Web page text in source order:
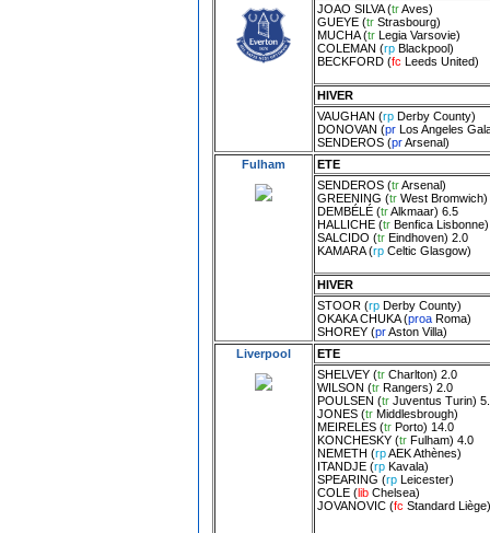
JOAO SILVA(trAves)
GUEYE(tr Strasbourg)
MUCHA(tr Legia Varsovie)
COLEMAN (rp Blackpool)
BECKFORD(fc Leeds United)
HIVER
VAUGHAN (rp Derby County)
DONOVAN (pr Los Angeles
SENDEROS(prArsenal)
Fulham
ETE
SENDEROS(trArsenal)
GREENING (tr West Bromwich)
DEMBÉLÉ(trAlkmaar) 6.5
HALLICHE(tr Benfica Lisbonne)
SALCIDO (tr Eindhoven) 2.0
KAMARA(rp Celtic Glasgow)
HIVER
STOOR(rp Derby County)
OKAKA CHUKA(proa Roma)
SHOREY(prAston Villa)
Liverpool
ETE
SHELVEY(tr Charlton) 2.0
WILSON (tr Rangers) 2.0
POULSEN (tr Juventus Turin)
JONES(tr Middlesbrough)
MEIRELES(tr Porto) 14.0
KONCHESKY(tr Fulham) 4.0
NEMETH (rpAEK Athènes)
ITANDJE(rp Kavala)
SPEARING (rp Leicester)
COLE(lib Chelsea)
JOVANOVIC(fc Standard Liège)